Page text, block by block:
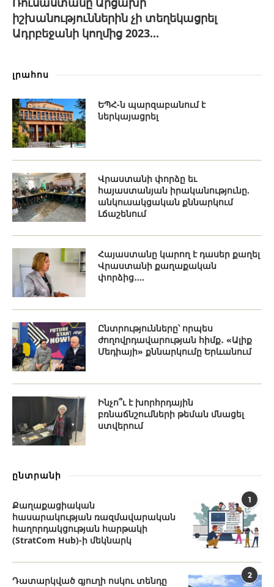
իշխանություններին չի տեղեկացրել
Ադրբեջանի կողմից 2023...
լրահոս
ԵՊՀ-ն պարզաբանում է
ներկայացրել
Վրաստանի փորձը եւ
հայաստանյան իրականությունը.
անկուսակցական քննարկում
Լճաշենում
Հայաստանը կարող է դասեր քաղել
Վրաստանի քաղաքական
փորձից․...
Ընտրությունները՝ որպես
ժողովրդավարության հիմք․ «Ալիք
Մեդիայի» քննարկումը Երևանում
Ինչո՞ւ է խորհրդային
բռնաճնշումների թեման մնացել
ստվերում
ընտրանի
1
Քաղաքացիական
հասարակության ռազմավարական
հաղորդակցության հարթակի
(StratCom Hub)-ի մեկնարկ
2
Դատարկված գյուղի ոսկու տենդը